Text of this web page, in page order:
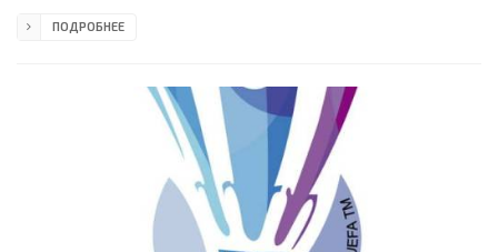
Станкович (Белград, Сербия), Никола Томичич (Сербия), Милош
матча: Эммануэль Цаммит (Мальта). "Беллинцона": 18. Гритти
Маттео, 3. Бернардет Венсен, 4. Сикейра Генри, 5.
ПОДРОБНЕЕ